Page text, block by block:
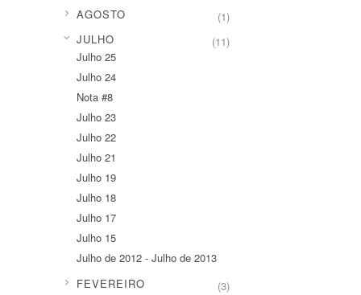
► AGOSTO (1)
JULHO
(11)
Julho 25
Julho 24
Nota #8
Julho 23
Julho 22
Julho 21
Julho 19
Julho 18
Julho 17
Julho 15
Julho de 2012 - Julho de 2013
► FEVEREIRO (3)